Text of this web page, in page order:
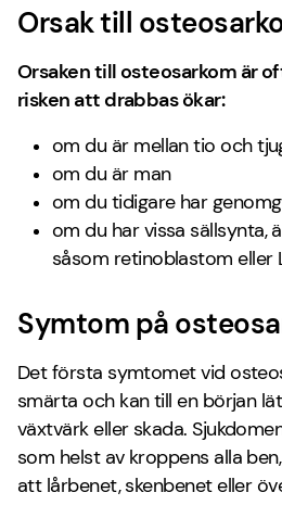
Orsak till
Orsaken till osteosarkom är
risken att drabbas ökar:
om du är mellan tio och
om du är man
om du tidigare har
om du har vissa sällsynta,
såsom retinoblastom eller
Symtom på
Det första symtomet vid
smärta och kan till en början
växtvärk eller skada.
som helst av kroppens alla
att lårbenet, skenbenet eller